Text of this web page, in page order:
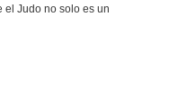
el Judo no solo es un